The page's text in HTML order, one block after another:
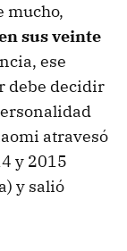
mucho,
sus veinte
ese
debe decidir
atravesó
y 2015
y salió